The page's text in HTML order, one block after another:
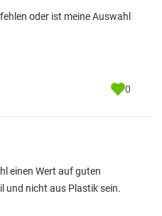
oder ist meine Auswahl
0
einen Wert auf guten
und nicht aus Plastik sein.